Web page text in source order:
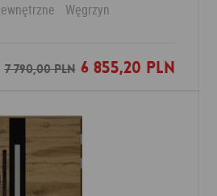
Węgrzyn
7 790,00 PLN6 855,20 PLN
do ulubionych